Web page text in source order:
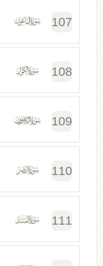
107
108
109
110
111